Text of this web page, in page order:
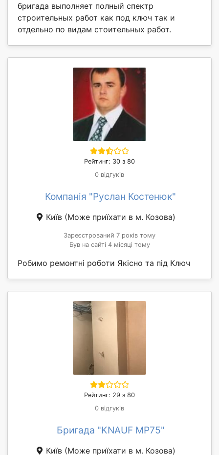
бригада выполняет полный спектр
строительных работ как под ключ так и
отдельно по видам стоительных работ.
Рейтинг: 30 з 80
0 відгуків
Компанія "Руслан Костенюк"
Київ (Може приїхати в м. Козова)
Зареєстрований 7 років тому
Був на сайті 4 місяці тому
Робимо ремонтні роботи Якісно та під Ключ
Рейтинг: 29 з 80
0 відгуків
Бригада "KNAUF MP75"
Київ (Може приїхати в м. Козова)